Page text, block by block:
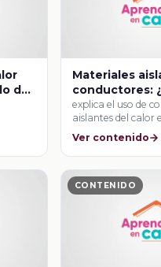
del
Materiales
conductores:
utilizo para
recipiente
explica el uso de
aislantes del calor
cotidianas …
Ver contenido
CONTENIDO